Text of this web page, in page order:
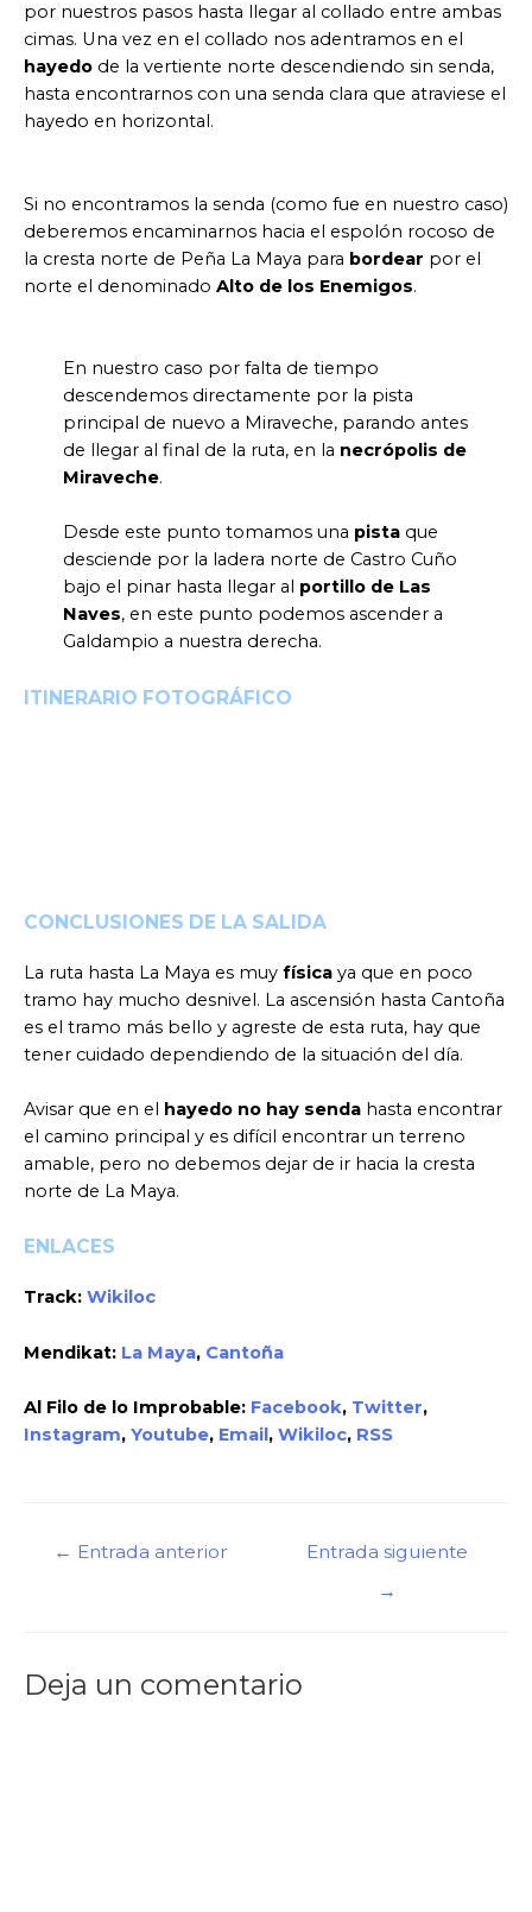
por nuestros pasos hasta llegar al collado entre ambas
cimas. Una vez en el collado nos adentramos en el
hayedo de la vertiente norte descendiendo sin senda,
hasta encontrarnos con una senda clara que atraviese el
hayedo en horizontal.
Si no encontramos la senda (como fue en nuestro caso)
deberemos encaminarnos hacia el espolón rocoso de
la cresta norte de Peña La Maya para bordear por el
norte el denominado Alto de los Enemigos.
En nuestro caso por falta de tiempo
descendemos directamente por la pista
principal de nuevo a Miraveche, parando antes
de llegar al final de la ruta, en la necrópolis de
Miraveche.
Desde este punto tomamos una pistaque
desciende por la ladera norte de Castro Cuño
bajo el pinar hasta llegar al portillo de Las
Naves, en este punto podemos ascender a
Galdampio a nuestra derecha.
ITINERARIO FOTOGRÁFICO
CONCLUSIONES DE LA SALIDA
La ruta hasta La Maya es muy física ya que en poco
tramo hay mucho desnivel. La ascensión hasta Cantoña
es el tramo más bello y agreste de esta ruta, hay que
tener cuidado dependiendo de la situación del día.
Avisar que en el hayedo no hay senda hasta encontrar
el camino principal y es difícil encontrar un terreno
amable, pero no debemos dejar de ir hacia la cresta
norte de La Maya.
ENLACES
Track: Wikiloc
Mendikat: La Maya, Cantoña
Al Filo de lo Improbable: Facebook, Twitter,
Instagram, Youtube, Email, Wikiloc, RSS
← Entrada anterior
Entrada siguiente
→
Deja un comentario